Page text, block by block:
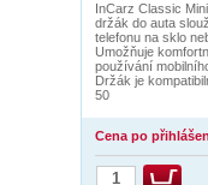
InCarz Classic
držák do auta
telefonu na sklo
Umožňuje
používání
Držák je
50
Cena po